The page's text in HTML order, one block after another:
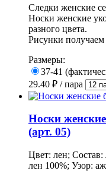
Следки женские
Носки женские
разного цвета.
Рисунки получаем
Размеры:
37-41
29.40 ₽ / пара
Носки
(арт. 05)
Цвет: лен;
лен 100%; Узор: